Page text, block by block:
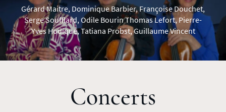
Gérard Maitre, Dominique Barbier, Françoise Douchet,
Serge Soufflard, Odile Bourin Thomas Lefort, Pierre-
Yves Hodique, Tatiana Probst, Guillaume Vincent
Concerts